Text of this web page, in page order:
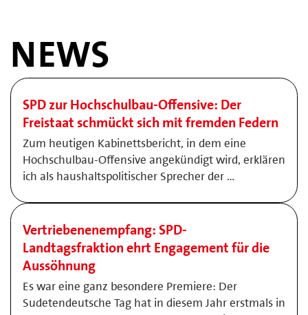
NEWS
SPD zur Hochschulbau-Offensive: Der
Freistaat schmückt sich mit fremden Federn
Zum heutigen Kabinettsbericht, in dem eine
Hochschulbau-Offensive angekündigt wird, erklären
ich als haushaltspolitischer Sprecher der …
Vertriebenenempfang: SPD-
Landtagsfraktion ehrt Engagement für die
Aussöhnung
Es war eine ganz besondere Premiere: Der
Sudetendeutsche Tag hat in diesem Jahr erstmals in